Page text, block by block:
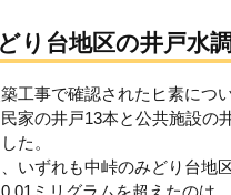
り台地区の井戸水調
工事で確認されたヒ素につ
家の井戸13本と公共施設の
た。
いずれも中峠のみどり台地
ミリグラムを超えたの